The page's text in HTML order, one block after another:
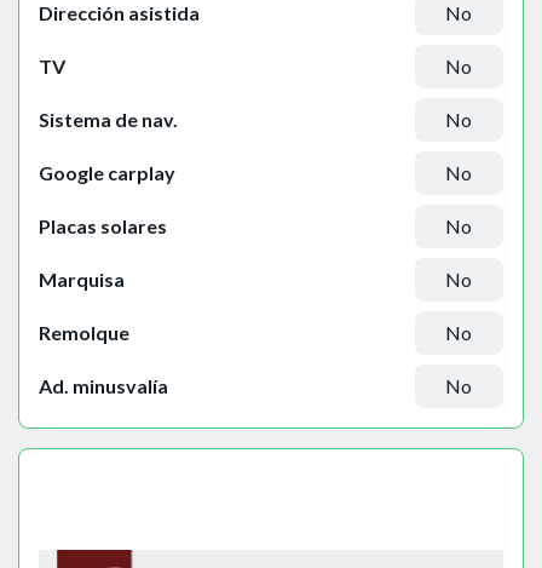
Dirección asistida No
TV No
Sistema de nav. No
Google carplay No
Placas solares No
Marquisa No
Remolque No
Ad. minusvalía No